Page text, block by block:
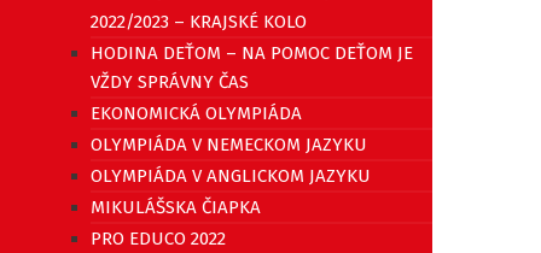
2022/2023 – KRAJSKÉ KOLO
HODINA DEŤOM – NA POMOC DEŤOM JE
VŽDY SPRÁVNY ČAS
EKONOMICKÁ OLYMPIÁDA
OLYMPIÁDA V NEMECKOM JAZYKU
OLYMPIÁDA V ANGLICKOM JAZYKU
MIKULÁŠSKA ČIAPKA
PRO EDUCO 2022